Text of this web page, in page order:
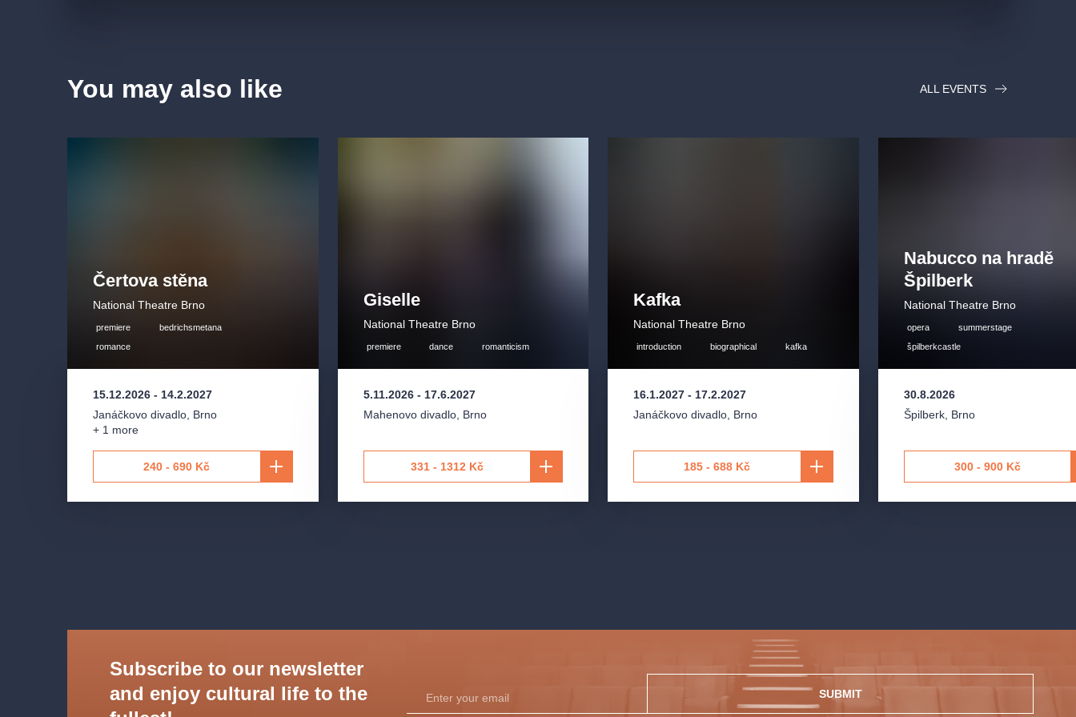
You may also like ALL EVENTS
Čertova stěna
National Theatre Brno
premiere
bedrichsmetana
romance
15.12.2026 - 14.2.2027
Janáčkovo divadlo Brno
+ 1 more
240 - 690 Kč
Giselle
National Theatre Brno
premiere dance romanticism
5.11.2026- 17.6.2027
Mahenovo divadlo, Brno
331 - 1312 Kč
Kafka
National Theatre Brno
introduction biographical kafka
16.1.2027 - 17.2.2027
Janáčkovo divadlo Brno
185 - 688 Kč
Nabucco na hradě
Špilberk
National Theatre Brno
opera
summerstage
špilberkcastle
30.8.2026
Špilberk, Brno
300 - 900 Kč
Subscribe to our newsletter
and enjoy cultural life to the
SUBMIT